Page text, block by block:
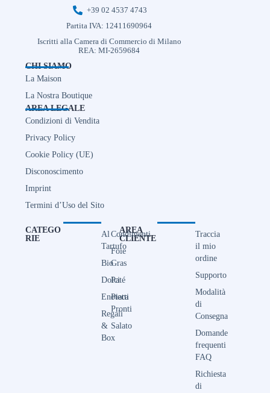
+39 02 4537 4743
Partita IVA: 12411690964
Iscritti alla Camera di Commercio di Milano
REA: MI-2659684
CHI SIAMO
La Maison
La Nostra Boutique
AREA LEGALE
Condizioni di Vendita
Privacy Policy
Cookie Policy (UE)
Disconoscimento
Imprint
Termini d’Uso del Sito
CATEGO
RIE
Al
Tartufo
Bio
Dolci
Enoteca
Regali
&
Box
Condimenti
Foie
Gras
Paté
Piatti
Pronti
Salato
AREA
CLIENTE
Traccia
il mio
ordine
Supporto
Modalità
di
Consegna
Domande
frequenti
FAQ
Richiesta
di